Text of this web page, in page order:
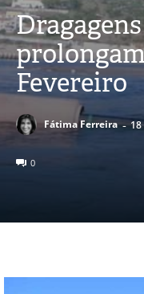
Fevereiro
Fátima Ferreira - 18
0